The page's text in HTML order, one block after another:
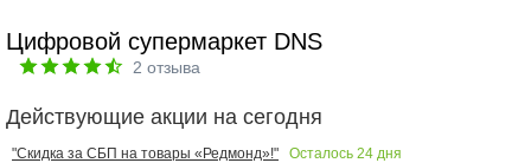
Цифровой супермаркет DNS
2 отзыва
Действующие акции на сегодня
"Скидка за СБП на товары «Редмонд»!" Осталось 24 дня